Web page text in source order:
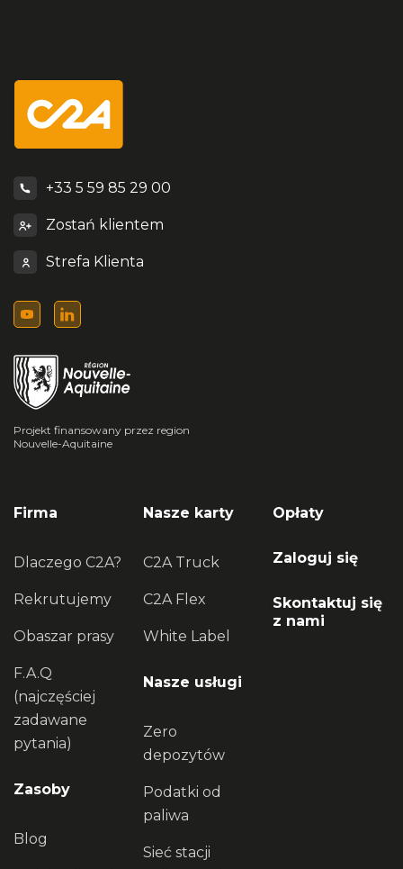
+33 5 59 85 29 00
Zostań klientem
Strefa Klienta
Projekt finansowany przez region
Nouvelle-Aquitaine
Firma
Dlaczego C2A?
Rekrutujemy
Obaszar prasy
F.A.Q
(najczęściej
zadawane
pytania)
Zasoby
Blog
Nasze karty
C2A Truck
C2A Flex
White Label
Nasze usługi
Zero
depozytów
Podatki od
paliwa
Sieć stacji
Opłaty
Zaloguj się
Skontaktuj się
z nami